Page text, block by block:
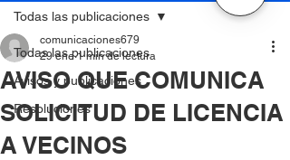
Todas las publicaciones
Avisos y publicaciones
Resoluciones
Todas las publicaciones
AVISO QUE COMUNICA
SOLICITUD DE LICENCIA
A VECINOS
comunicaciones679
29 ene 1 min de lectura